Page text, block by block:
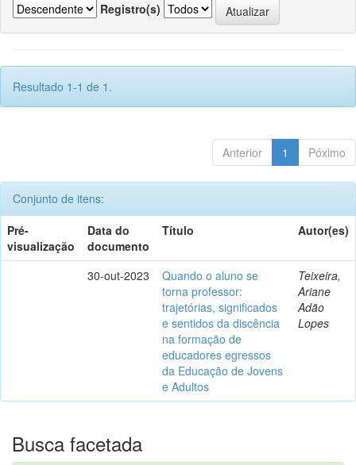
Registro(s)
Resultado 1-1 de 1.
Anterior 1 Póximo
Conjunto de itens:
Pré-
visualização
Data do
documento
Título Autor(es)
30-out-2023
Quando o aluno se
torna professor:
trajetórias, significados
e sentidos da discência
na formação de
educadores egressos
da Educação de Jovens
e Adultos
Teixeira,
Ariane
Adão
Lopes
Busca facetada